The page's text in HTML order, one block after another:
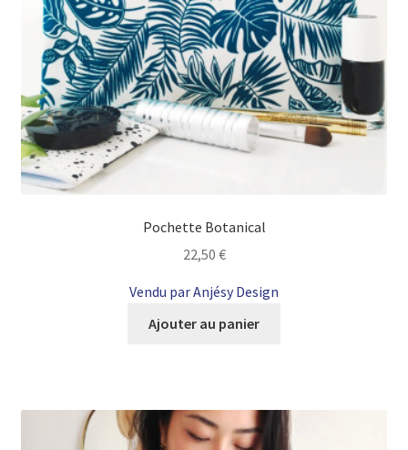
Pochette Botanical
22,50 €
Vendu par Anjésy Design
Ajouter au panier